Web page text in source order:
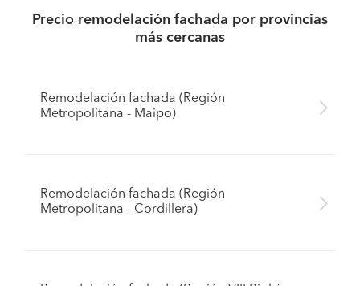
Precio remodelación fachada por provincias
más cercanas
Remodelación fachada (Región
Metropolitana - Maipo)
Remodelación fachada (Región
Metropolitana - Cordillera)